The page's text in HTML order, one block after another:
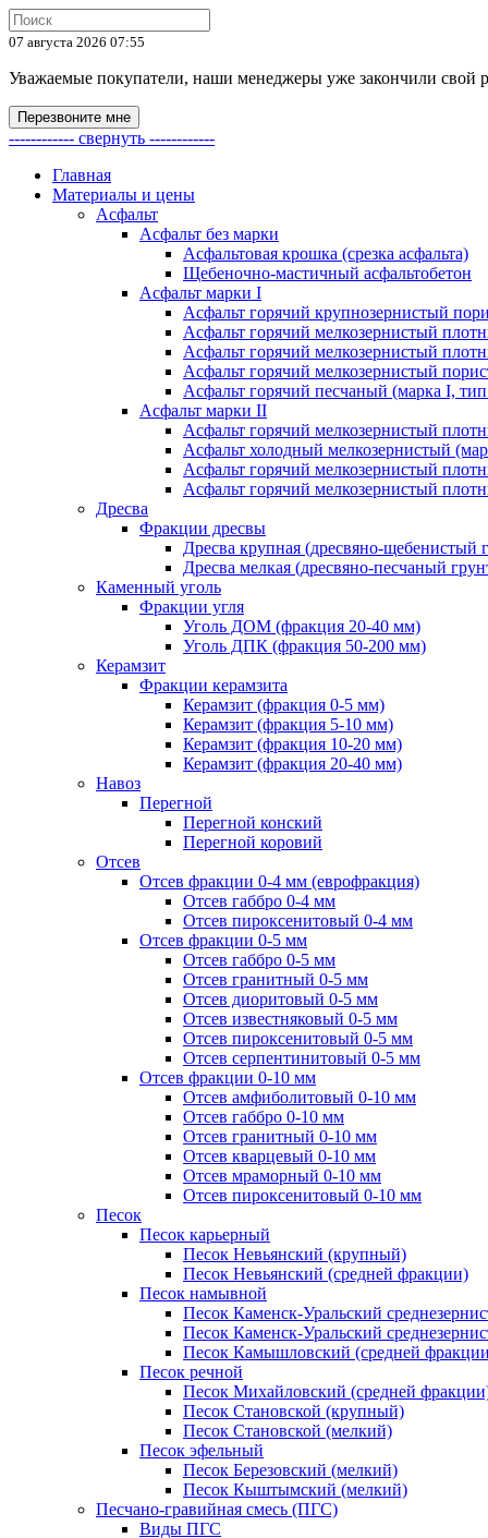
07 августа 2026 07:55
Уважаемые покупатели, наши менеджеры уже закончили свой
Перезвоните мне
------------ свернуть ------------
Главная
Материалы и цены
Асфальт
Асфальт без марки
Асфальтовая крошка (срезка асфальта)
Щебеночно-мастичный асфальтобетон
Асфальт марки I
Асфальт горячий крупнозернистый
Асфальт горячий мелкозернистый
Асфальт горячий мелкозернистый
Асфальт горячий мелкозернистый
Асфальт горячий песчаный (марка I,
Асфальт марки II
Асфальт горячий мелкозернистый
Асфальт холодный мелкозернистый
Асфальт горячий мелкозернистый
Асфальт горячий мелкозернистый
Дресва
Фракции дресвы
Дресва крупная (дресвяно-щебенистый
Дресва мелкая (дресвяно-песчаный
Каменный уголь
Фракции угля
Уголь ДОМ (фракция 20-40 мм)
Уголь ДПК (фракция 50-200 мм)
Керамзит
Фракции керамзита
Керамзит (фракция 0-5 мм)
Керамзит (фракция 5-10 мм)
Керамзит (фракция 10-20 мм)
Керамзит (фракция 20-40 мм)
Навоз
Перегной
Перегной конский
Перегной коровий
Отсев
Отсев фракции 0-4 мм (еврофракция)
Отсев габбро 0-4 мм
Отсев пироксенитовый 0-4 мм
Отсев фракции 0-5 мм
Отсев габбро 0-5 мм
Отсев гранитный 0-5 мм
Отсев диоритовый 0-5 мм
Отсев известняковый 0-5 мм
Отсев пироксенитовый 0-5 мм
Отсев серпентинитовый 0-5 мм
Отсев фракции 0-10 мм
Отсев амфиболитовый 0-10 мм
Отсев габбро 0-10 мм
Отсев гранитный 0-10 мм
Отсев кварцевый 0-10 мм
Отсев мраморный 0-10 мм
Отсев пироксенитовый 0-10 мм
Песок
Песок карьерный
Песок Невьянский (крупный)
Песок Невьянский (средней фракции)
Песок намывной
Песок Каменск-Уральский
Песок Каменск-Уральский
Песок Камышловский (средней
Песок речной
Песок Михайловский (средней
Песок Становской (крупный)
Песок Становской (мелкий)
Песок эфельный
Песок Березовский (мелкий)
Песок Кыштымский (мелкий)
Песчано-гравийная смесь (ПГС)
Виды ПГС